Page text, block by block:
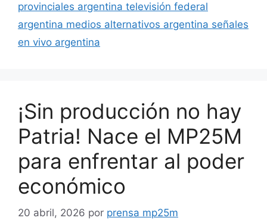
provinciales argentina televisión federal
argentina medios alternativos argentina señales
en vivo argentina
¡Sin producción no hay
Patria! Nace el MP25M
para enfrentar al poder
económico
20 abril, 2026 por prensa mp25m